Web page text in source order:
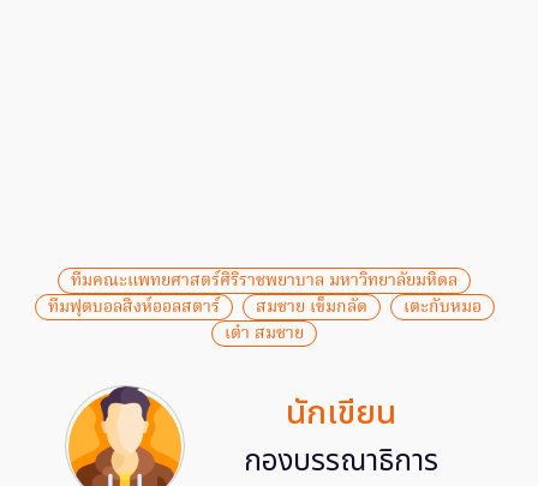
ทีมคณะแพทยศาสตร์ศิริราชพยาบาล มหาวิทยาลัยมหิดล
ทีมฟุตบอลสิงห์ออลสตาร์
สมชาย เข็มกลัด
เตะกับหมอ
เต๋า สมชาย
นักเขียน
กองบรรณาธิการ